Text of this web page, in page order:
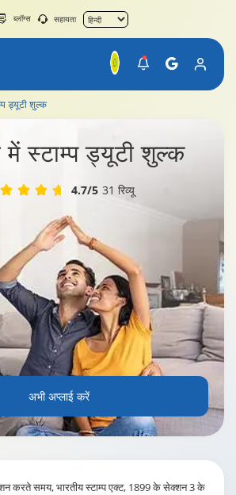
ब्लॉग्स सहायता
ड्यूटी शुल्क
में स्टाम्प ड्यूटी शुल्क
4.7/5 31 रिव्यू
अभी अप्लाई करें
करते समय, भारतीय स्टाम्प एक्ट, 1899 के सेक्शन 3 के